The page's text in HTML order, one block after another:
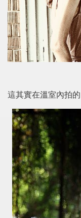
這其實在溫室內拍的